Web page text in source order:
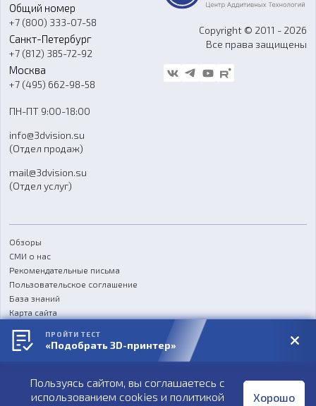
Программное обеспечение
Ремонт и услуги
О компании
Контакты
Гос. закупки
Стать дилером
Блог
FAQ
Общий номер
+7 (800) 333-07-58
Санкт-Петербург
+7 (812) 385-72-92
Москва
+7 (495) 662-98-58
ПН-ПТ 9:00-18:00
info@3dvision.su
(Отдел продаж)
mail@3dvision.su
(Отдел услуг)
Copyright © 2011 - 2026
Все права защищены
Обзоры
СМИ о нас
Рекомендательные письма
Пользовательское соглашение
База знаний
Карта сайта
Согласие на обработку персональных данных
Публичная оферта
Пользуясь сайтом, вы соглашаетесь с
использованием cookies и политикой
Хорошо
ПРОЙТИ ТЕСТ
«Подобрать 3D-принтер»